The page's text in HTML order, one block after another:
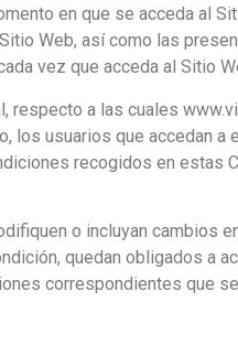
en que se acceda al
Web, así como las
vez que acceda al Sitio
a las cuales
usuarios que accedan a
recogidos en estas
o incluyan cambios
quedan obligados a
correspondientes que